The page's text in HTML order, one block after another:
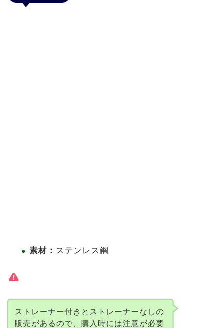
素材： ステンレス鋼
ストレーナー付きとストレーナーなしの
販売があるので、購入時には注意が必要